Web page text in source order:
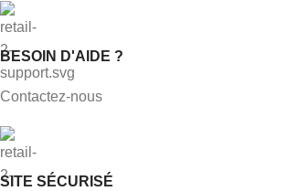
BESOIN D'AIDE ?
Contactez-nous
SITE SÉCURISÉ